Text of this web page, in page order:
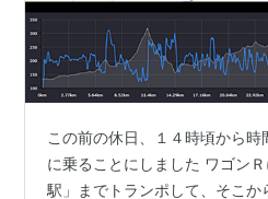
この前の休日、１４時頃から時
に乗ることにしました ワゴン
駅」までトランポして、そこ